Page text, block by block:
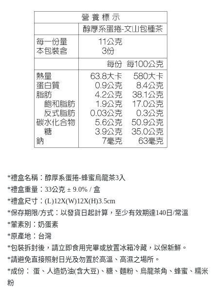
*禮盒名稱：醇厚系蛋捲-蜂蜜烏龍茶3入
*禮盒重量：33公克 ± 9.0% / 盒
*禮盒尺寸：(L)12X(W)12X(H)3.5cm
*保存期限/方式：以發貨日起計算，至少有效期達140日/常溫
*葷素別：奶蛋素
*原產地：台灣
*包裝拆封後，請立即食用完畢或放置冰箱冷藏，以保新鮮。
*請避免直接照射日光及勿置於高溫、高濕之場所。
*成份： 蛋、人造奶油(含大豆)、糖、麵粉、烏龍茶角、蜂蜜、糯米
粉